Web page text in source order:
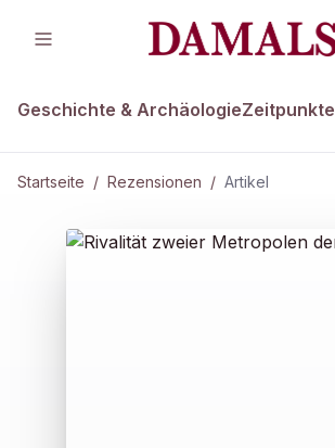
Geschichte & ArchäologieZeitpunkte
Startseite / Rezensionen / Artikel